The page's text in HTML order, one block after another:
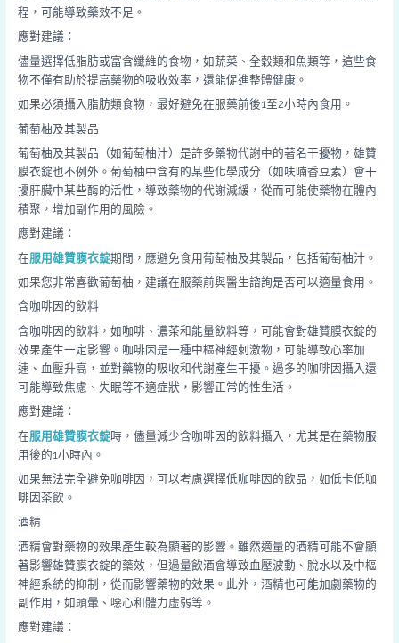
程，可能導致藥效不足。
應對建議：
儘量選擇低脂肪或富含纖維的食物，如蔬菜、全穀類和魚類等，這些食
物不僅有助於提高藥物的吸收效率，還能促進整體健康。
如果必須攝入脂肪類食物，最好避免在服藥前後1至2小時內食用。
葡萄柚及其製品
葡萄柚及其製品（如葡萄柚汁）是許多藥物代謝中的著名干擾物，雄贊
膜衣錠也不例外。葡萄柚中含有的某些化學成分（如呋喃香豆素）會干
擾肝臟中某些酶的活性，導致藥物的代謝減緩，從而可能使藥物在體內
積聚，增加副作用的風險。
應對建議：
在服用雄贊膜衣錠期間，應避免食用葡萄柚及其製品，包括葡萄柚汁。
如果您非常喜歡葡萄柚，建議在服藥前與醫生諮詢是否可以適量食用。
含咖啡因的飲料
含咖啡因的飲料，如咖啡、濃茶和能量飲料等，可能會對雄贊膜衣錠的
效果產生一定影響。咖啡因是一種中樞神經刺激物，可能導致心率加
速、血壓升高，並對藥物的吸收和代謝產生干擾。過多的咖啡因攝入還
可能導致焦慮、失眠等不適症狀，影響正常的性生活。
應對建議：
在服用雄贊膜衣錠時，儘量減少含咖啡因的飲料攝入，尤其是在藥物服
用後的1小時內。
如果無法完全避免咖啡因，可以考慮選擇低咖啡因的飲品，如低卡低咖
啡因茶飲。
酒精
酒精會對藥物的效果產生較為顯著的影響。雖然適量的酒精可能不會顯
著影響雄贊膜衣錠的藥效，但過量飲酒會導致血壓波動、脫水以及中樞
神經系統的抑制，從而影響藥物的效果。此外，酒精也可能加劇藥物的
副作用，如頭暈、噁心和體力虛弱等。
應對建議：